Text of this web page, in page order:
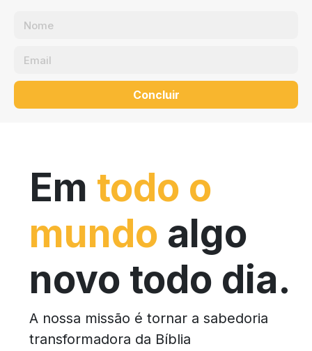
Concluir
Em todo o
mundo algo
novo todo dia.
A nossa missão é tornar a sabedoria
transformadora da Bíblia